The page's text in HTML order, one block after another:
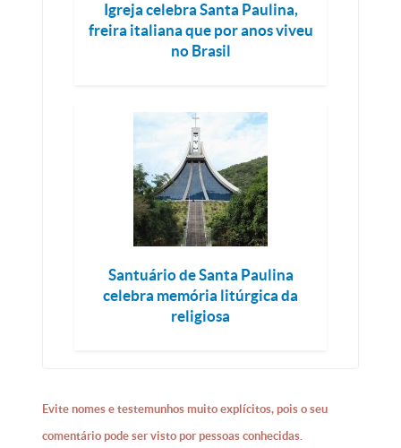
Igreja celebra Santa Paulina,
freira italiana que por anos viveu
no Brasil
Santuário de Santa Paulina
celebra memória litúrgica da
religiosa
Evite nomes e testemunhos muito explícitos, pois o seu
comentário pode ser visto por pessoas conhecidas.